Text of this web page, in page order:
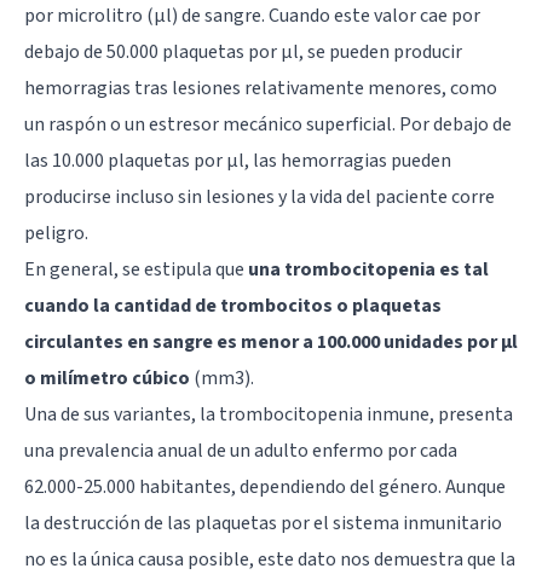
por microlitro (μl) de sangre. Cuando este valor cae por
debajo de 50.000 plaquetas por μl, se pueden producir
hemorragias tras lesiones relativamente menores, como
un raspón o un estresor mecánico superficial. Por debajo de
las 10.000 plaquetas por μl, las hemorragias pueden
producirse incluso sin lesiones y la vida del paciente corre
peligro.
En general, se estipula que una trombocitopenia es tal
cuando la cantidad de trombocitos o plaquetas
circulantes en sangre es menor a 100.000 unidades por μl
o milímetro cúbico (mm3).
Una de sus variantes, la trombocitopenia inmune, presenta
una prevalencia anual de un adulto enfermo por cada
62.000-25.000 habitantes, dependiendo del género. Aunque
la destrucción de las plaquetas por el sistema inmunitario
no es la única causa posible, este dato nos demuestra que la